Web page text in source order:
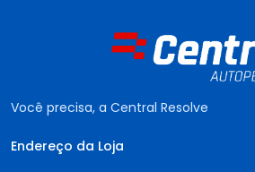
Você precisa, a Central Resolve
Endereço da Loja